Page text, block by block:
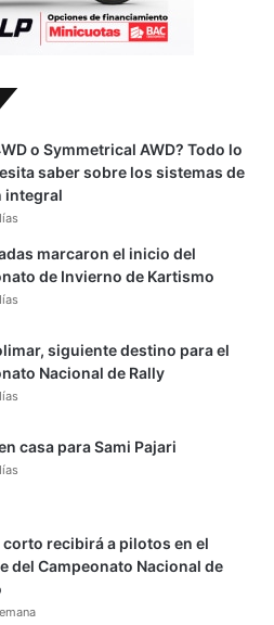
o Symmetrical AWD? Todo lo
saber sobre los sistemas de
integral
marcaron el inicio del
de Invierno de Kartismo
siguiente destino para el
Nacional de Rally
casa para Sami Pajari
recibirá a pilotos en el
del Campeonato Nacional de